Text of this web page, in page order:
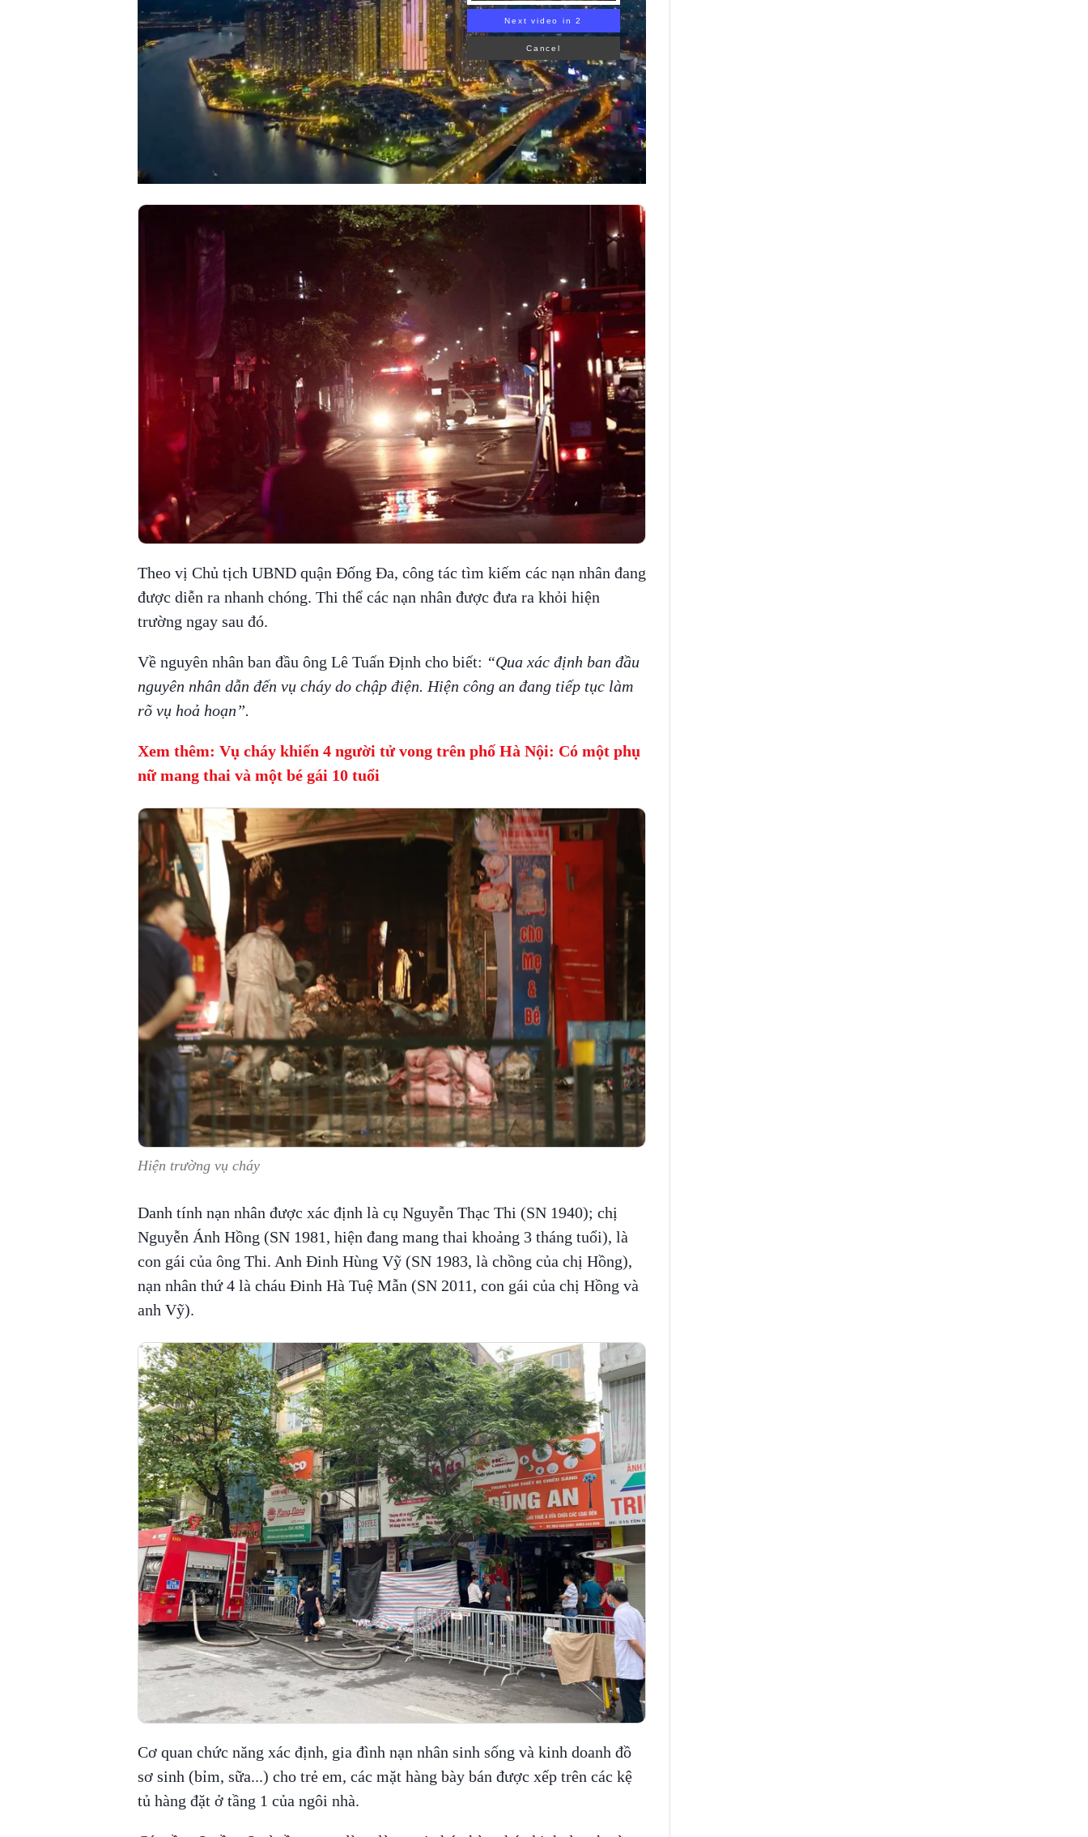
Next video in 1
Cancel
Theo vị Chủ tịch UBND quận Đống Đa, công tác tìm kiếm các nạn nhân đang
được diễn ra nhanh chóng. Thi thể các nạn nhân được đưa ra khỏi hiện
trường ngay sau đó.
Về nguyên nhân ban đầu ông Lê Tuấn Định cho biết: “Qua xác định ban đầu
nguyên nhân dẫn đến vụ cháy do chập điện. Hiện công an đang tiếp tục làm
rõ vụ hoả hoạn”.
Xem thêm: Vụ cháy khiến 4 người tử vong trên phố Hà Nội: Có một phụ
nữ mang thai và một bé gái 10 tuổi
Hiện trường vụ cháy
Danh tính nạn nhân được xác định là cụ Nguyễn Thạc Thi (SN 1940); chị
Nguyễn Ánh Hồng (SN 1981, hiện đang mang thai khoảng 3 tháng tuổi), là
con gái của ông Thi. Anh Đinh Hùng Vỹ (SN 1983, là chồng của chị Hồng),
nạn nhân thứ 4 là cháu Đinh Hà Tuệ Mẫn (SN 2011, con gái của chị Hồng và
anh Vỹ).
Cơ quan chức năng xác định, gia đình nạn nhân sinh sống và kinh doanh đồ
sơ sinh (bỉm, sữa...) cho trẻ em, các mặt hàng bày bán được xếp trên các kệ
tủ hàng đặt ở tầng 1 của ngôi nhà.